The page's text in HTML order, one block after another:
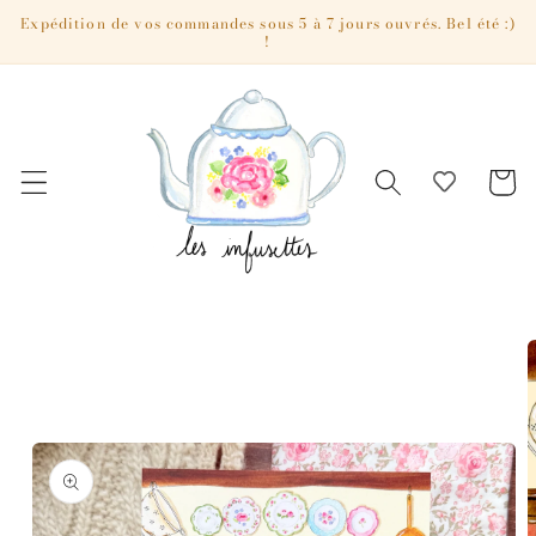
et passer
contenu
Expédition de vos commandes sous 5 à 7 jours ouvrés. Bel été :)
!
Panier